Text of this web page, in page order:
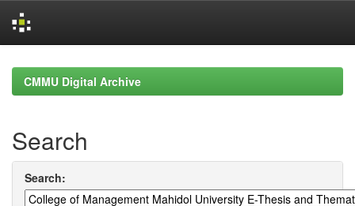
navigationCMMU Digital Archive
Search
Search: